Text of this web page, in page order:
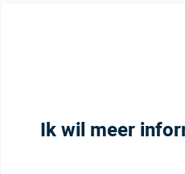
Ik wil meer